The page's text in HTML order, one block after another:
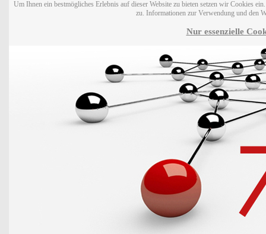
Um Ihnen ein bestmögliches Erlebnis auf dieser Website zu bieten setzen wir Cookies
zu. Informationen zur Verwendung und den
Nur essenzielle